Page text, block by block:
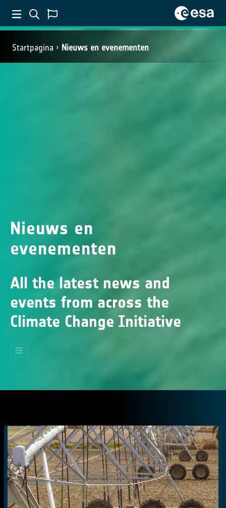
Startpagina Nieuws en evenementen
Nieuws en
evenementen
All the latest news and
events from across the
Climate Change Initiative